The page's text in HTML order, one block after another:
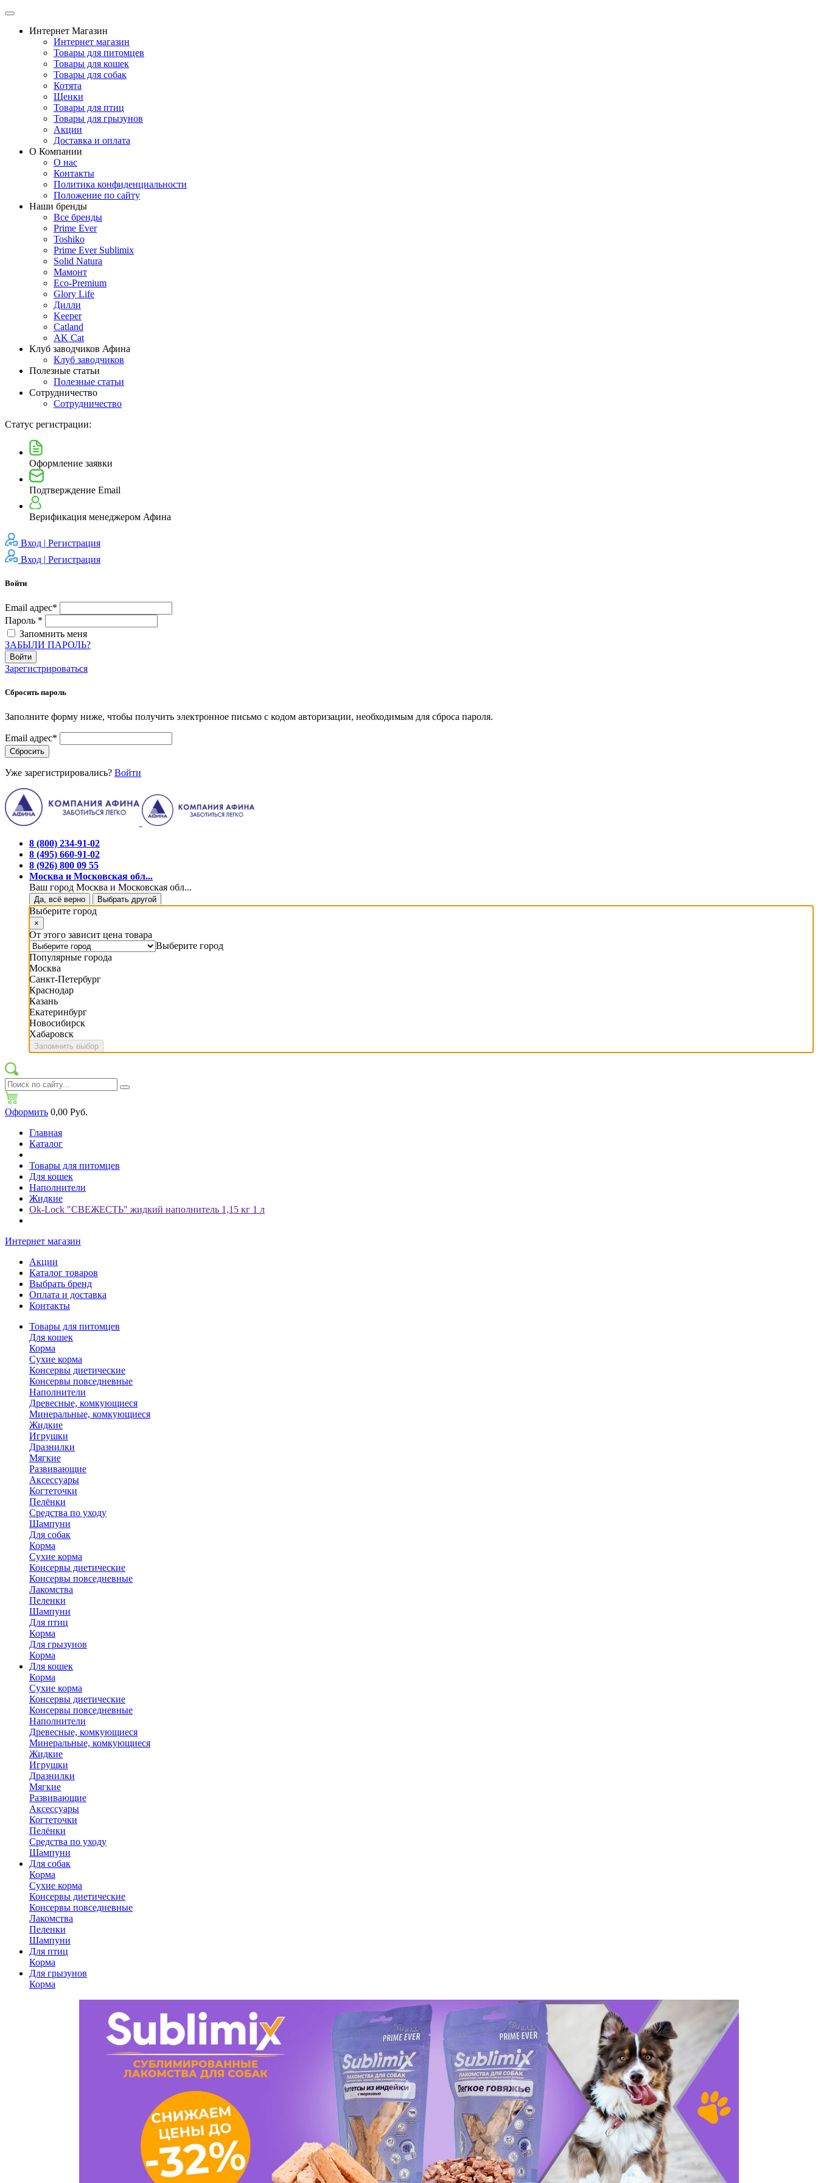
Интернет Магазин
Интернет магазин
Товары для питомцев
Товары для кошек
Товары для собак
Котята
Щенки
Товары для птиц
Товары для грызунов
Акции
Доставка и оплата
О Компании
О нас
Контакты
Политика конфиденциальности
Положение по сайту
Наши бренды
Все бренды
Prime Ever
Toshiko
Prime Ever Sublimix
Solid Natura
Мамонт
Eco-Premium
Glory Life
Дилли
Keeper
Catland
AK Cat
Клуб заводчиков Афина
Клуб заводчиков
Полезные статьи
Полезные статьи
Сотрудничество
Сотрудничество
Статус регистрации:
Оформление заявки
Подтверждение Email
Верификация менеджером Афина
Вход | Регистрация
Вход | Регистрация
Войти
Email адрес*
Пароль *
Запомнить меня
ЗАБЫЛИ ПАРОЛЬ?
Войти
Зарегистрироваться
Сбросить пароль
Заполните форму ниже, чтобы получить электронное письмо с кодом авторизации, необходимым для сброса пароля.
Email адрес*
Сбросить
Уже зарегистрировались? Войти
8 (800) 234-91-02
8 (495) 660-91-02
8 (926) 800 09 55
Москва и Московская обл...
Ваш город Москва и Московская обл...
Да, всё верно Выбрать другой
Выберите город
×
От этого зависит цена товара
Выберите город
Популярные города
Москва
Санкт-Петербург
Краснодар
Казань
Екатеринбург
Новосибирск
Хабаровск
Запомнить выбор
Оформить 0,00 Руб.
Главная
Каталог
Товары для питомцев
Для кошек
Наполнители
Жидкие
Ok-Lock "СВЕЖЕСТЬ" жидкий наполнитель 1,15 кг 1 л
Интернет магазин
Акции
Каталог товаров
Выбрать бренд
Оплата и доставка
Контакты
Товары для питомцев
Для кошек
Корма
Сухие корма
Консервы диетические
Консервы повседневные
Наполнители
Древесные, комкующиеся
Минеральные, комкующиеся
Жидкие
Игрушки
Дразнилки
Мягкие
Развивающие
Аксессуары
Когтеточки
Пелёнки
Средства по уходу
Шампуни
Для собак
Корма
Сухие корма
Консервы диетические
Консервы повседневные
Лакомства
Пеленки
Шампуни
Для птиц
Корма
Для грызунов
Корма
Для кошек
Корма
Сухие корма
Консервы диетические
Консервы повседневные
Наполнители
Древесные, комкующиеся
Минеральные, комкующиеся
Жидкие
Игрушки
Дразнилки
Мягкие
Развивающие
Аксессуары
Когтеточки
Пелёнки
Средства по уходу
Шампуни
Для собак
Корма
Сухие корма
Консервы диетические
Консервы повседневные
Лакомства
Пеленки
Шампуни
Для птиц
Корма
Для грызунов
Корма